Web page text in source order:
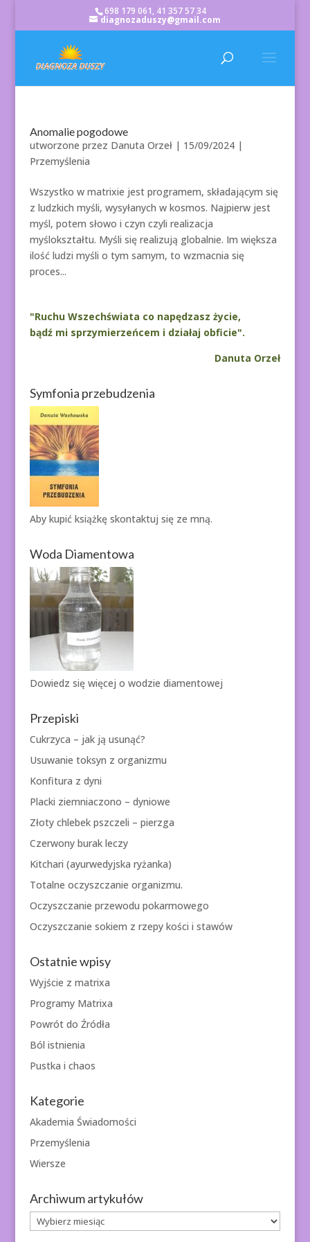
698 179 061, 41 357 57 34
diagnozaduszy@gmail.com
Anomalie pogodowe
utworzone przez Danuta Orzeł| 15/09/2024|
Przemyślenia
Wszystko w matrixie jest programem, składającym się
z ludzkich myśli, wysyłanych w kosmos. Najpierw jest
myśl, potem słowo i czyn czyli realizacja
myślokształtu. Myśli się realizują globalnie. Im większa
ilość ludzi myśli o tym samym, to wzmacnia się
proces...
"Ruchu Wszechświata co napędzasz życie,
bądź mi sprzymierzeńcem i działaj obficie".
Danuta Orzeł
Symfonia przebudzenia
Aby kupić książkę skontaktuj się ze mną.
Woda Diamentowa
Dowiedz się więcej o wodzie diamentowej
Przepiski
Cukrzyca – jak ją usunąć?
Usuwanie toksyn z organizmu
Konfitura z dyni
Placki ziemniaczono – dyniowe
Złoty chlebek pszczeli – pierzga
Czerwony burak leczy
Kitchari (ayurwedyjska ryżanka)
Totalne oczyszczanie organizmu.
Oczyszczanie przewodu pokarmowego
Oczyszczanie sokiem z rzepy kości i stawów
Ostatnie wpisy
Wyjście z matrixa
Programy Matrixa
Powrót do Źródła
Ból istnienia
Pustka i chaos
Kategorie
Akademia Świadomości
Przemyślenia
Wiersze
Archiwum artykułów
Archiwum
artykułów